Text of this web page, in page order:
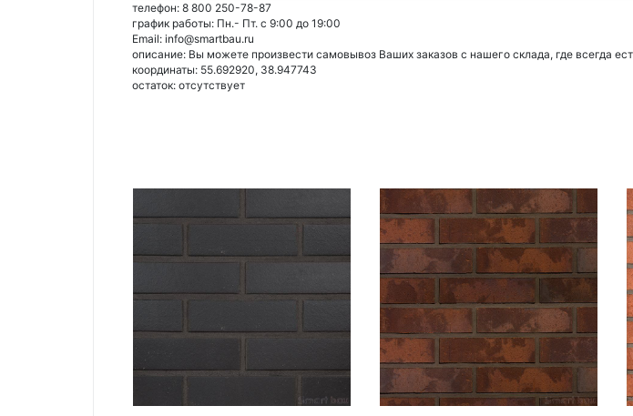
телефон: 8 800 250-78-87
график работы: Пн.- Пт. с 9:00 до 19:00
Email: info@smartbau.ru
описание: Вы можете произвести самовывоз Ваших заказов с нашего склада, где всегда
координаты: 55.692920, 38.947743
остаток: отсутствует